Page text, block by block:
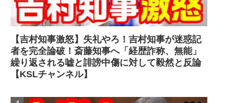
【吉村知事激怒】失礼やろ！吉村知事が迷惑記
者を完全論破！斎藤知事へ「経歴詐称、無能」
繰り返される嘘と誹謗中傷に対して毅然と反論
【KSLチャンネル】